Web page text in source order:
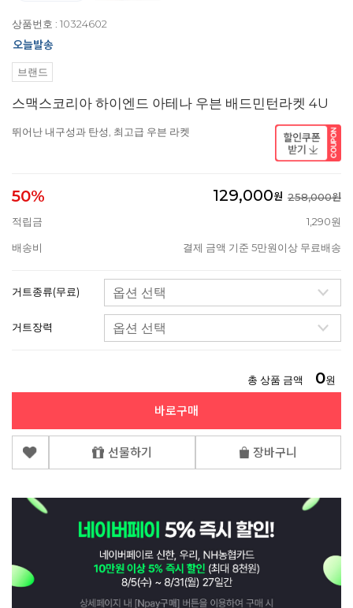
상품번호 : 10324602
브랜드
스맥스코리아 하이엔드 아테나 우븐 배드민턴라켓 4U
뛰어난 내구성과 탄성, 최고급 우븐 라켓
50% 129,000원 258,000원
적립금
1,290원
배송비 결제 금액 기준 5만원이상 무료배송
거트종류(무료)
거트장력
총 상품 금액 0원
바로구매
선물하기 장바구니